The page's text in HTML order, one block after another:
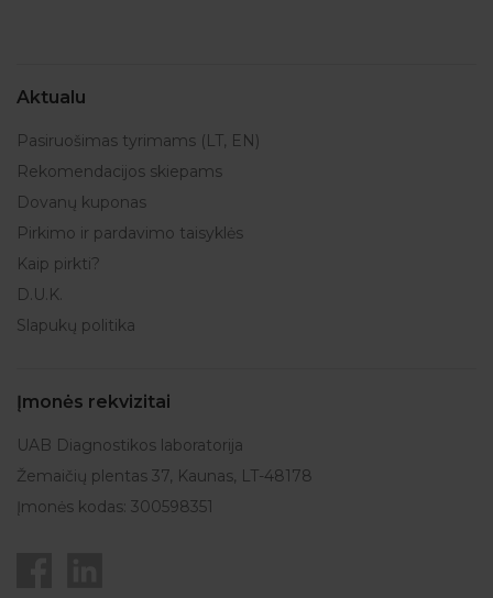
Aktualu
Pasiruošimas tyrimams (LT, EN)
Rekomendacijos skiepams
Dovanų kuponas
Pirkimo ir pardavimo taisyklės
Kaip pirkti?
D.U.K.
Slapukų politika
Įmonės rekvizitai
UAB Diagnostikos laboratorija
Žemaičių plentas 37, Kaunas, LT-48178
Įmonės kodas: 300598351